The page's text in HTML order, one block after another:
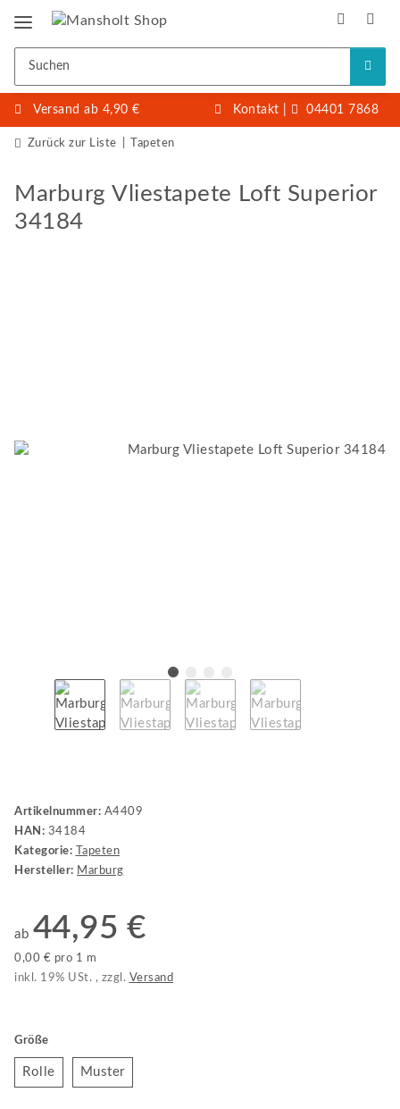
Versand ab 4,90 € Kontakt 04401 7868
Zurück zur Liste Tapeten
Marburg Vliestapete Loft Superior
34184
Artikelnummer: A4409
HAN: 34184
Kategorie:
Tapeten
Hersteller: Marburg
ab 44,95 €
0,00 € pro 1 m
inkl. 19% USt. , zzgl. Versand
Größe
RolleRolleMusterMuster